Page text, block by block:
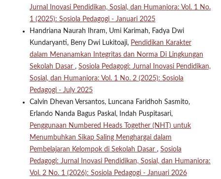
Jurnal Inovasi Pendidikan, Sosial, dan Humaniora: Vol. 1 No.
1 (2025): Sosiola Pedagogi - Januari 2025
Handriana Naurah Ihram, Umi Karimah, Fadya Dwi
Kundaryanti, Beny Dwi Lukitoaji, Pendidikan Karakter
dalam Menanamkan Integritas dan Norma Di Lingkungan
Sekolah Dasar , Sosiola Pedagogi: Jurnal Inovasi Pendidikan,
Sosial, dan Humaniora: Vol. 1 No. 2 (2025): Sosiola
Pedagogi - July 2025
Calvin Dhevan Versantos, Luncana Faridhoh Sasmito,
Erlando Nanda Bagus Paskal, Indah Puspitasari,
Penggunaan Numbered Heads Together (NHT) untuk
Menumbuhkan Sikap Saling Menghargai dalam
Pembelajaran Kelompok di Sekolah Dasar , Sosiola
Pedagogi: Jurnal Inovasi Pendidikan, Sosial, dan Humaniora:
Vol. 2 No. 1 (2026): Sosiola Pedagogi - Januari 2026